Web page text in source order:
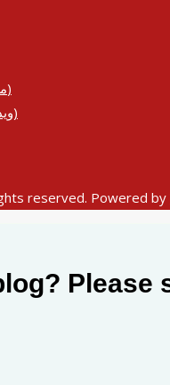
Counseling (مشاوره)
Videos (ویدئوهای آزاد)
reserved. Powered by
Please